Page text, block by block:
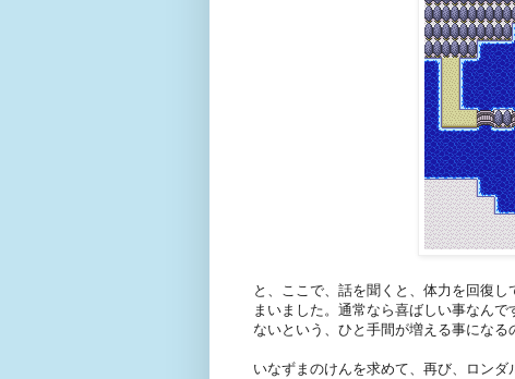
と、ここで、話を聞くと、体力を回復
まいました。通常なら喜ばしい事なん
ないという、ひと手間が増える事になる
いなずまのけんを求めて、再び、ロン